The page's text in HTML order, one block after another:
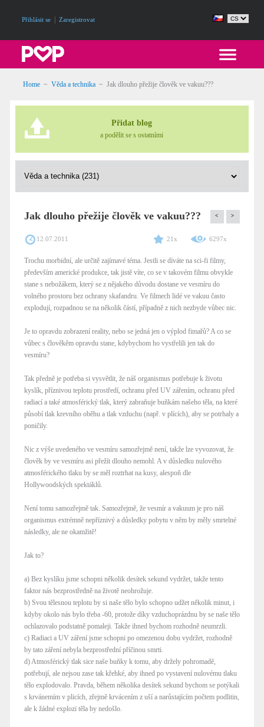
Přihlásit se Zaregistrovat
Home ~ Věda a technika ~ Jak dlouho přežije člověk ve vakuu???
Přidat blog
a podělit se s ostatními
Jak dlouho přežije člověk ve vakuu??? < >
12.07.2011 21x 6297x
Trochu morbidní, ale určitě zajímavé téma. Jestli se díváte na sci-fi filmy,
především americké produkce, tak jistě víte, co se v takovém filmu obvykle
stane s nebožákem, který se z nějakého důvodu dostane ve vesmíru do
volného prostoru bez ochrany skafandru. Ve filmech lidé ve vakuu často
explodují, rozpadnou se na několik částí, případně z nich nezbyde vůbec nic.
Je to opravdu zobrazení reality, nebo se jedná jen o výplod fimařů? A co se
vůbec s člověkěm opravdu stane, kdybychom ho vystřelili jen tak do
vesmíru?
Tak předně je potřeba si vysvětlit, že náš organismus potřebuje k životu
kyslík, příznivou teplotu prostředí, ochranu před UV zářením, ochranu před
radiací a také atmosférický tlak, který zabraňuje buňkám našeho těla, na které
působí tlak krevního oběhu a tlak vzduchu (např. v plících), aby se potrhaly a
poničily.
Nic z výše uvedeného ve vesmíru samozřejmě není, takže lze vyvozovat, že
člověk by ve vesmíru asi přežít dlouho nemohl. A v důsledku nulového
atmosférického tlaku by se měl roztrhat na kusy, alespoň dle
Hollywoodských spektáklů.
Není tomu samozřejmě tak. Samozřejmě, že vesmír a vakuum je pro náš
organismus extrémně nepříznivý a důsledky pobytu v něm by měly smrtelné
následky, ale ne okamžitě!
Jak to?
a) Bez kyslíku jsme schopni několik desítek sekund vydržet, takže tento
faktor nás bezprostředně na životě neohrožuje.
b) Svou tělesnou teplotu by si naše tělo bylo schopno udžet několik minut, i
kdyby okolo nás bylo třeba -60, protože díky vzduchoprázdnu by se naše tělo
ochlazovalo podstatně pomaleji. Takže ihned bychom rozhodně neumrzli.
c) Radiaci a UV záření jsme schopni po omezenou dobu vydržet, rozhodně
by tato záření nebyla bezprostřední příčinou smrti.
d) Atmosférický tlak sice naše buňky k tomu, aby držely pohromadě,
potřebují, ale nejsou zase tak křehké, aby ihned po vystavení nulovému tlaku
tělo explodovalo. Pravda, během několika desítek sekund bychom se potýkali
s krvánemím v plicích, zřejmě krvácením z uší a narůstajícím počtem podlitin,
ale k žádné explozi těla by nedošlo.